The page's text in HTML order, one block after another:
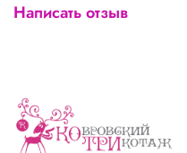
Написать отзыв